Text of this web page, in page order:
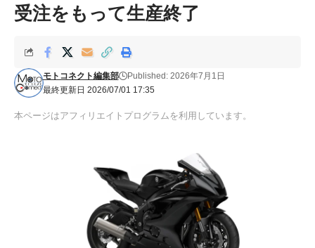
受注をもって生産終了
最終更新日 2026/07/01 17:35
モトコネクト編集部 Published: 2026年7月1日
本ページはアフィリエイトプログラムを利用しています。